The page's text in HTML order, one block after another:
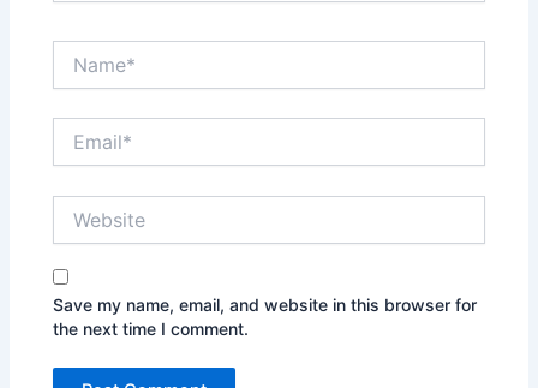
Save my name, email, and website in this browser for
the next time I comment.